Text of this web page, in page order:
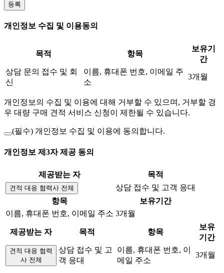
등록
개인정보 수집 및 이용동의
목적 항목
보유기
간
상담 문의 접수 및 회
신
이름, 휴대폰 번호, 이메일 주
소
3개월
개인정보의 수집 및 이용에 대해 거부할 수 있으며, 거부할 경
우 대량 구매 견적 서비스 신청이 제한될 수 있습니다.
(필수) 개인정보 수집 및 이용에 동의합니다.
개인정보 제3자 제공 동의
제공받는 자 목적
견적 대응 협력사 전체
상담 접수 및 고객 응대
항목
보유기간
이름, 휴대폰 번호, 이메일 주소 3개월
제공받는 자 목적 항목
보유
기간
견적 대응 협력
사 전체
상담 접수 및 고
객 응대
이름, 휴대폰 번호, 이
메일 주소
3개월